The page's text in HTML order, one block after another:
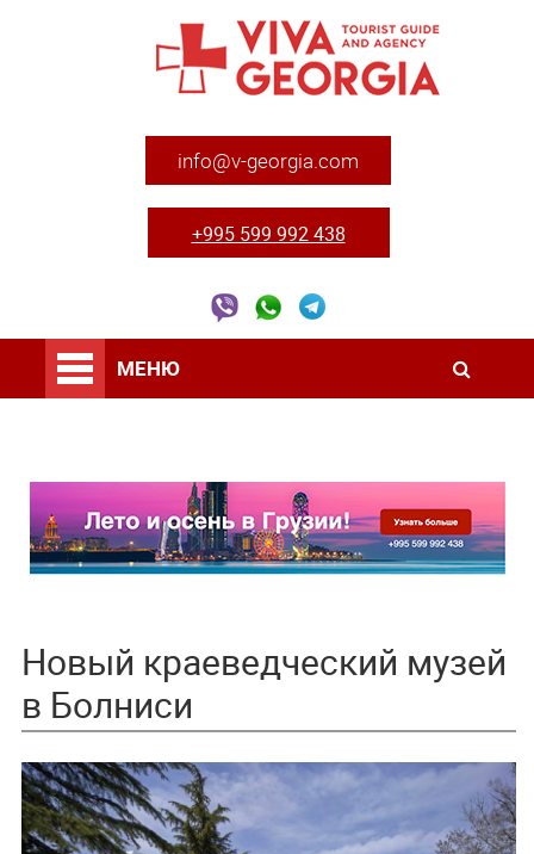
info@v-georgia.com
+995 599 992 438
МЕНЮ
Новый краеведческий музей
в Болниси